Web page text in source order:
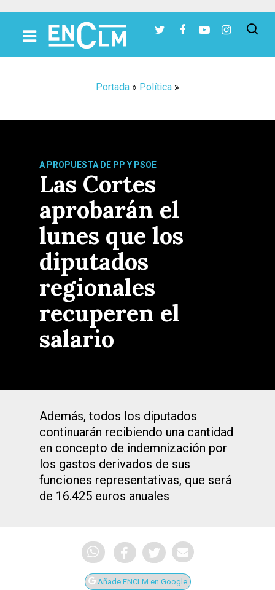
Portada » Política »
A PROPUESTA DE PP Y PSOE
Las Cortes
aprobarán el
lunes que los
diputados
regionales
recuperen el
salario
Además, todos los diputados
continuarán recibiendo una cantidad
en concepto de indemnización por
los gastos derivados de sus
funciones representativas, que será
de 16.425 euros anuales
Añade ENCLM en Google